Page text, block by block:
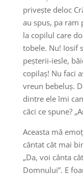
privește deloc
au spus, pa ram
la copilul care
tobele. Nu! Iosif
peșterii-iesle,
copilaș! Nu faci
vreun bebeluș.
dintre ele îmi
căci ce spune?
Aceasta mă
cântat cât mai
„Da, voi cânta
Domnului”. E